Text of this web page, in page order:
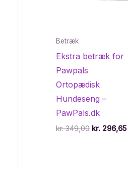
Betræk
Ekstra betræk for
Pawpals
Ortopædisk
Hundeseng –
PawPals.dk
kr.349,00 Den
kr. 296,65